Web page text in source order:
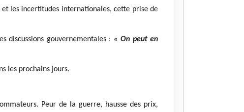
les incertitudes internationales, cette prise de
discussions gouvernementales : « On peut en
les prochains jours.
Peur de la guerre, hausse des prix,